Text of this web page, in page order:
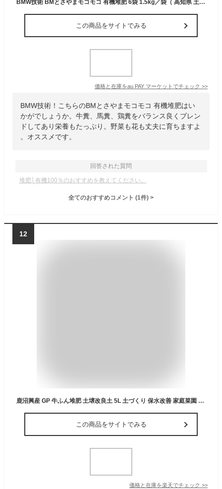
BMW技術 BMとさやまモコモコ 有機堆肥 6袋 1.5kg／袋（ 高知県 土佐山 完熟 堆肥 肥料 野菜 園芸 牛糞 鶏糞 馬糞 ）
この商品をサイトでみる
価格と在庫をau PAY マーケット でチェック >>
BMW技術！こちらのBMとさやまモコモコ 有機堆肥はい
かがでしょうか。牛糞、馬糞、鶏糞をバランス良くブレン
ドしてあり栄養もたっぷり。野菜も花も丈夫に育ちますよ
。オススメです。
回答された質問
堆肥│有機100％のおすすめを教えてください。
全てのおすすめコメント (1件) >
12
鹿沼興産 GP 牛ふん堆肥 土壌改良土 5L 土づくり 保水改善 家庭菜園 畑 完熟発酵 地力アップ 栄養満点
この商品をサイトでみる
価格と在庫を楽天でチェック >>